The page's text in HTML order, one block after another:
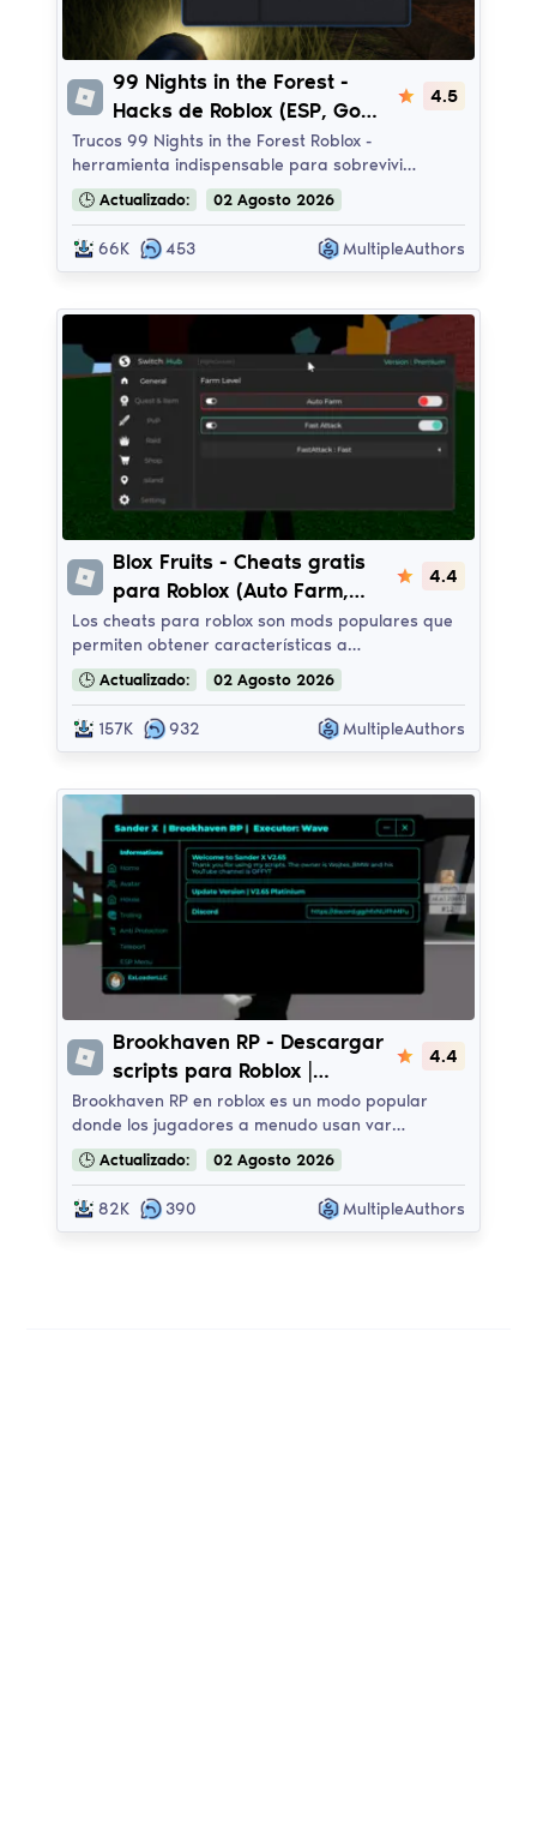
99 Nights in the Forest
99 Nights in the Forest -
Hacks de Roblox (ESP, God
Mode, Infinite Stamina) |
FoxNameHub - Voidware
4.5
Trucos 99 Nights in the Forest Roblox -
herramienta indispensable para sobrevivi…
🕒 Actualizado: 02 Agosto 2026
66K 453 MultipleAuthors
Blox Fruits
Blox Fruits - Cheats gratis
para Roblox (Auto Farm,
Fast Attack) | Redz Hub -
AppleHub
4.4
Los cheats para roblox son mods populares que
permiten obtener características a…
🕒 Actualizado: 02 Agosto 2026
157K 932 MultipleAuthors
Brookhaven RP
Brookhaven RP - Descargar
scripts para Roblox |
Sander X - YodaHub
4.4
Brookhaven RP en roblox es un modo popular
donde los jugadores a menudo usan var…
🕒 Actualizado: 02 Agosto 2026
82K 390 MultipleAuthors